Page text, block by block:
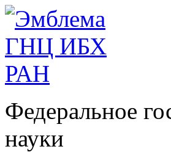
Федеральное
науки